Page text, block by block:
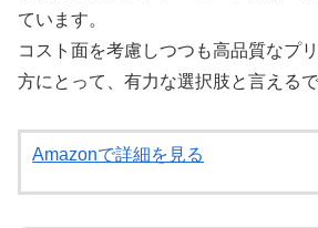
ています。
コスト面を考慮しつつも高品質なプ
方にとって、有力な選択肢と言えるで
Amazonで詳細を見る